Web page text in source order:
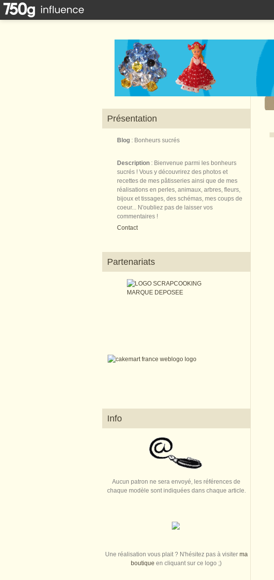
Présentation
Blog : Bonheurs sucrés
Description : Bienvenue parmi les bonheurs
sucrés ! Vous y découvrirez des photos et
recettes de mes pâtisseries ainsi que de mes
réalisations en perles, animaux, arbres, fleurs,
bijoux et tissages, des schémas, mes coups de
coeur... N'oubliez pas de laisser vos
commentaires !
Contact
Partenariats
Info
Aucun patron ne sera envoyé, les références de
chaque modèle sont indiquées dans chaque article.
Une réalisation vous plait ? N'hésitez pas à visiter ma
boutique en cliquant sur ce logo ;)